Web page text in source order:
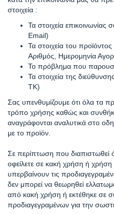
στοιχεία :
Τα στοιχεία
Email)
Τα στοιχεία του
Αριθμός, Ημερομηνία
Το πρόβλημα που
Τα στοιχεία της
ΤΚ)
Σας υπενθυμίζουμε ότι όλα τα
τρόπο χρήσης καθώς και
αναγράφονται αναλυτικά στο
με το προϊόν.
Σε περίπτωση που διαπιστωθεί
οφείλετε σε κακή χρήση ή
υπερβαίνουν τις
δεν μπορεί να θεωρηθεί
από κακή χρήση ή εκτέθηκε σε
προδιαγεγραμένων για την